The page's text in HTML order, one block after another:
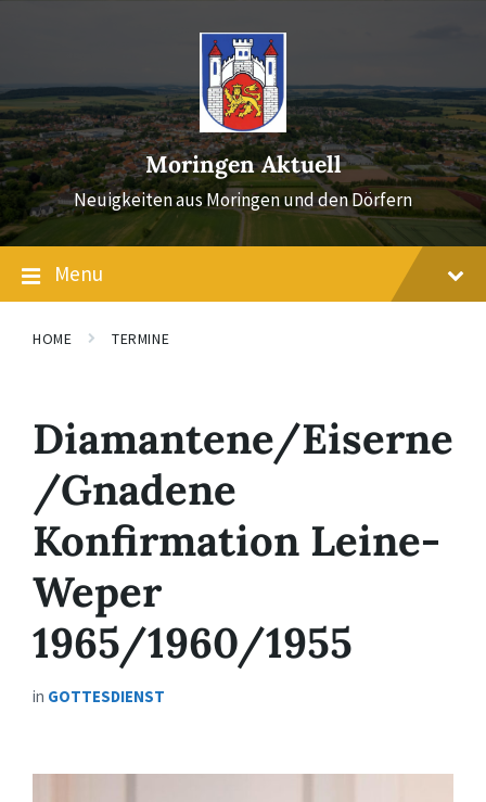
Moringen Aktuell
Neuigkeiten aus Moringen und den Dörfern
Menu
HOME TERMINE
Diamantene/Eiserne
/Gnadene
Konfirmation Leine-
Weper
1965/1960/1955
in GOTTESDIENST